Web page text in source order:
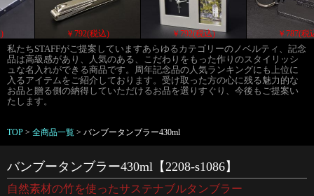
￥792(税込) ￥792(税込) ￥792(税
私たちSTAFFがご提案していますあらゆるカテゴリーのノベルティ、記念
品は高級感があり、人気のある、こだわりをもった作りのスタイリッシ
ュな名入れができる商品です。周年記念品の人気ランキングにも上位に
入るアイテムをご紹介しております。受け取った方の心に残る魅力的な
お品と贈る側の納得していただけるお品を選りすぐり、今後もご提案い
たします。
TOP > 全商品一覧 > バンブータンブラー430ml
バンブータンブラー430ml【2208-s1086】
自然素材の竹を使ったサステナブルタンブラー